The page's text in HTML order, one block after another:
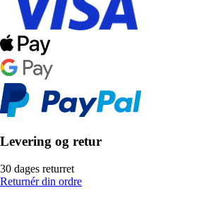
Levering og retur
30 dages returret
Returnér din ordre